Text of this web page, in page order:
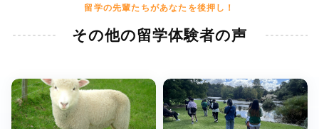
留学の先輩たちがあなたを後押し！
その他の留学体験者の声